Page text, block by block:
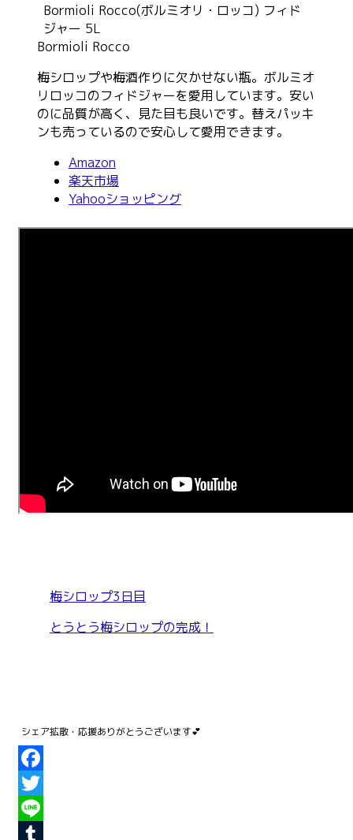
Bormioli Rocco(ボルミオリ・ロッコ) フィド
ジャー 5L
Bormioli Rocco
梅シロップや梅酒作りに欠かせない瓶。ボルミオ
リロッコのフィドジャーを愛用しています。安い
のに品質が高く、見た目も良いです。替えパッキ
ンも売っているので安心して愛用できます。
Amazon
楽天市場
Yahooショッピング
梅シロップ3日目
とうとう梅シロップの完成！
Facebook
Twitter
Line